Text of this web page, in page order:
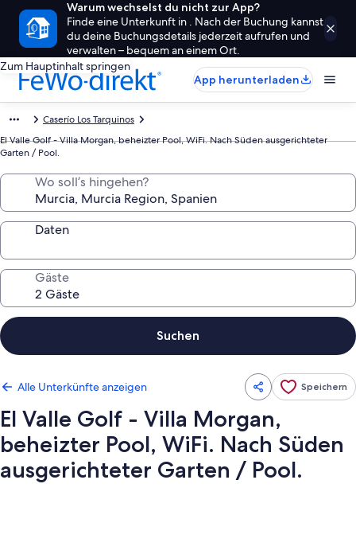
Warum wechselst du nicht zur App?
Finde eine Unterkunft in . Nach der Buchung kannst
du deine Buchungsdetails jederzeit aufrufen und
verwalten – bequem an einem Ort.
Zum Hauptinhalt springen
App herunterladen
Caserío Los Tarquinos
El Valle Golf - Villa Morgan, beheizter Pool, WiFi. Nach Süden ausgerichteter
Garten / Pool.
Wo soll’s hingehen?
Daten
Gäste
Suchen
Alle Unterkünfte anzeigen Speichern
El Valle Golf - Villa Morgan,
beheizter Pool, WiFi. Nach Süden
ausgerichteter Garten / Pool.